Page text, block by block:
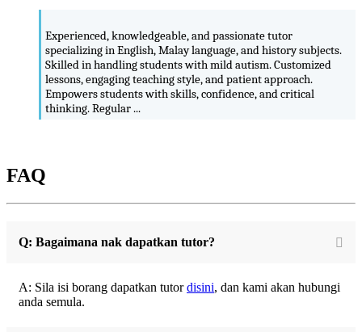
Experienced, knowledgeable, and passionate tutor
specializing in English, Malay language, and history subjects.
Skilled in handling students with mild autism. Customized
lessons, engaging teaching style, and patient approach.
Empowers students with skills, confidence, and critical
thinking. Regular ...
FAQ
Q: Bagaimana nak dapatkan tutor?
A: Sila isi borang dapatkan tutordisini, dan kami akan hubungi
anda semula.